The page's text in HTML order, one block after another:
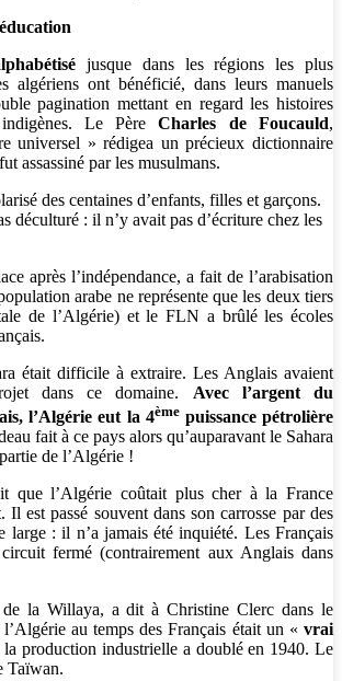
jusque dans les régions les plus
algériens ont bénéficié, dans leurs manuels
pagination mettant en regard les histoires
indigènes. Le PèreCharles de Foucauld,
universel » rédigea un précieux dictionnaire
assassiné par les musulmans.
des centaines d’enfants, filles et garçons.
déculturé : il n’y avait pas d’écriture chez les
après l’indépendance, a fait de l’arabisation
arabe ne représente que les deux tiers
de l’Algérie) et le FLN a brûlé les écoles
était difficile à extraire. Les Anglais avaient
dans ce domaine. Avec l’argent du
l’Algérie eut la 4èmepuissance pétrolière
fait à ce pays alors qu’auparavant le Sahara
de l’Algérie !
que l’Algérie coûtait plus cher à la France
Il est passé souvent dans son carrosse par des
large : il n’a jamais été inquiété. Les Français
fermé (contrairement aux Anglais dans
la Willaya, a dit à Christine Clerc dans le
au temps des Français était un « vrai
production industrielle a doublé en 1940. Le
Taïwan.